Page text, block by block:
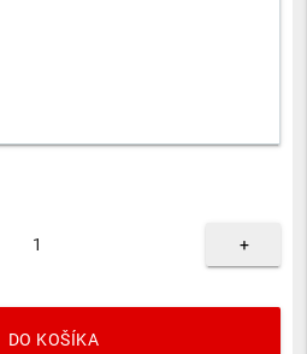
+
DO KOŠÍKA